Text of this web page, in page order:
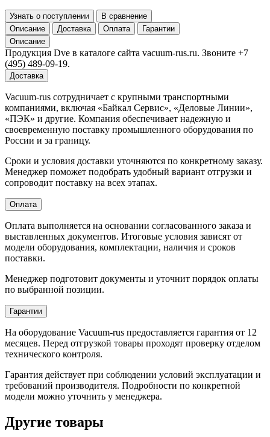
Узнать о поступлении
В сравнение
Описание
Доставка Оплата
Гарантии
Описание
Продукция Dve в каталоге сайта vacuum-rus.ru. Звоните +7
(495) 489-09-19.
Доставка
Vacuum-rus сотрудничает с крупными транспортными
компаниями, включая «Байкал Сервис», «Деловые Линии»,
«ПЭК» и другие. Компания обеспечивает надежную и
своевременную поставку промышленного оборудования по
России и за границу.
Сроки и условия доставки уточняются по конкретному заказу.
Менеджер поможет подобрать удобный вариант отгрузки и
сопроводит поставку на всех этапах.
Оплата
Оплата выполняется на основании согласованного заказа и
выставленных документов. Итоговые условия зависят от
модели оборудования, комплектации, наличия и сроков
поставки.
Менеджер подготовит документы и уточнит порядок оплаты
по выбранной позиции.
Гарантии
На оборудование Vacuum-rus предоставляется гарантия от 12
месяцев. Перед отгрузкой товары проходят проверку отделом
технического контроля.
Гарантия действует при соблюдении условий эксплуатации и
требований производителя. Подробности по конкретной
модели можно уточнить у менеджера.
Другие товары